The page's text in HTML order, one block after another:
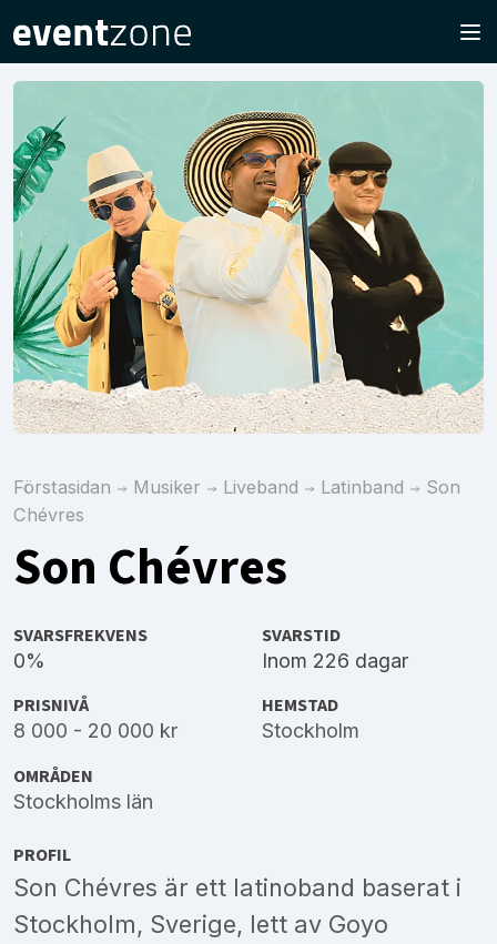
Förstasidan Musiker Liveband Latinband
Son
Chévres
Son Chévres
SVARSFREKVENS
0%
SVARSTID
Inom 226 dagar
PRISNIVÅ
8 000 - 20 000 kr
HEMSTAD
Stockholm
OMRÅDEN
Stockholms län
PROFIL
Son Chévres är ett latinoband baserat i
Stockholm, Sverige, lett av Goyo